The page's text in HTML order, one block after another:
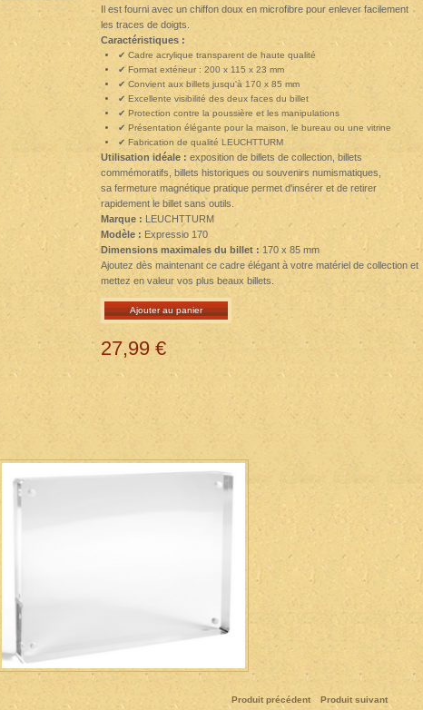
Il est fourni avec un chiffon doux en microfibre pour enlever facilement
les traces de doigts.
Caractéristiques :
✔ Cadre acrylique transparent de haute qualité
✔ Format extérieur : 200 x 115 x 23 mm
✔ Convient aux billets jusqu'à 170 x 85 mm
✔ Excellente visibilité des deux faces du billet
✔ Protection contre la poussière et les manipulations
✔ Présentation élégante pour la maison, le bureau ou une vitrine
✔ Fabrication de qualité LEUCHTTURM
Utilisation idéale : exposition de billets de collection, billets
commémoratifs, billets historiques ou souvenirs numismatiques,
sa fermeture magnétique pratique permet d'insérer et de retirer
rapidement le billet sans outils.
Marque : LEUCHTTURM
Modèle : Expressio 170
Dimensions maximales du billet : 170 x 85 mm
Ajoutez dès maintenant ce cadre élégant à votre matériel de collection et
mettez en valeur vos plus beaux billets.
Ajouter au panier
27,99 €
Produit précédent Produit suivant